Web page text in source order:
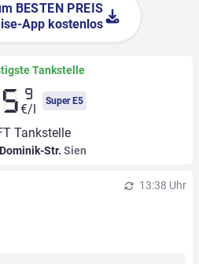
BESTEN PREIS
App kostenlos
Tankstelle
9
€/l
Super E5
Tankstelle
Str. Sien
13:38 Uhr